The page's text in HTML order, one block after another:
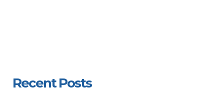
Recent Posts